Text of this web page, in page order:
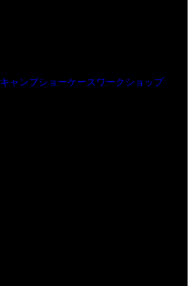
キャンプショーケースワークショップ